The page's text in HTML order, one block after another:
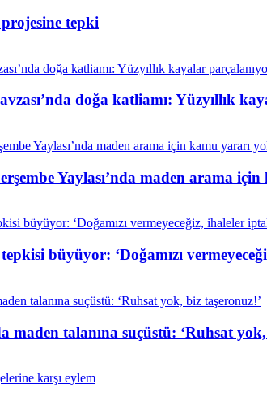
tepki
doğa katliamı: Yüzyıllık
Yaylası’nda maden arama
büyüyor: ‘Doğamızı
maden talanına suçüstü: ‘Ruhsat